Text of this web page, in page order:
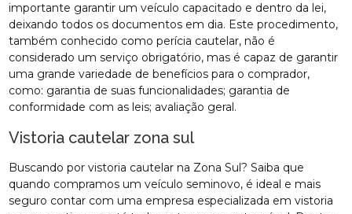
importante garantir um veículo capacitado e dentro da lei,
deixando todos os documentos em dia. Este procedimento,
também conhecido como perícia cautelar, não é
considerado um serviço obrigatório, mas é capaz de garantir
uma grande variedade de benefícios para o comprador,
como: garantia de suas funcionalidades; garantia de
conformidade com as leis; avaliação geral.
Vistoria cautelar zona sul
Buscando por vistoria cautelar na Zona Sul? Saiba que
quando compramos um veículo seminovo, é ideal e mais
seguro contar com uma empresa especializada em vistoria